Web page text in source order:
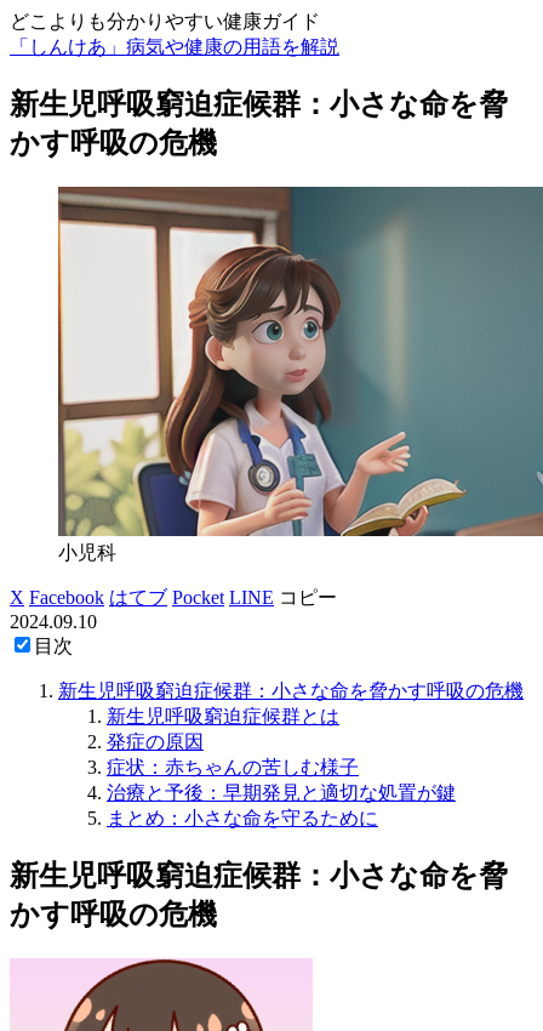
どこよりも分かりやすい健康ガイド
「しんけあ」病気や健康の用語を解説
新生児呼吸窮迫症候群：小さな命を脅
かす呼吸の危機
小児科
X Facebook はてブ Pocket LINE コピー
2024.09.10
目次
新生児呼吸窮迫症候群：小さな命を脅かす呼吸の危機
新生児呼吸窮迫症候群とは
発症の原因
症状：赤ちゃんの苦しむ様子
治療と予後：早期発見と適切な処置が鍵
まとめ：小さな命を守るために
新生児呼吸窮迫症候群：小さな命を脅
かす呼吸の危機